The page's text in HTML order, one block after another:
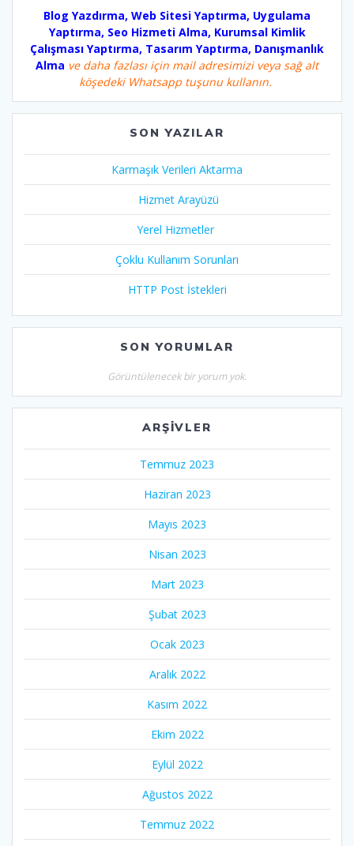
Blog Yazdırma, Web Sitesi Yaptırma, Uygulama
Yaptırma, Seo Hizmeti Alma, Kurumsal Kimlik
Çalışması Yaptırma, Tasarım Yaptırma, Danışmanlık
Alma ve daha fazlası için mail adresimizi veya sağ alt
köşedeki Whatsapp tuşunu kullanın.
SON YAZILAR
Karmaşık Verileri Aktarma
Hizmet Arayüzü
Yerel Hizmetler
Çoklu Kullanım Sorunları
HTTP Post İstekleri
SON YORUMLAR
Görüntülenecek bir yorum yok.
ARŞIVLER
Temmuz 2023
Haziran 2023
Mayıs 2023
Nisan 2023
Mart 2023
Şubat 2023
Ocak 2023
Aralık 2022
Kasım 2022
Ekim 2022
Eylül 2022
Ağustos 2022
Temmuz 2022